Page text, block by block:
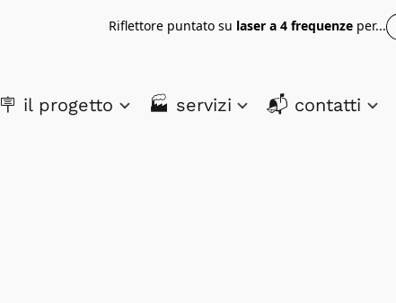
Riflettore puntato su laser a 4 frequenze per...
🪧 il progetto 🏭 servizi 📬 contatti